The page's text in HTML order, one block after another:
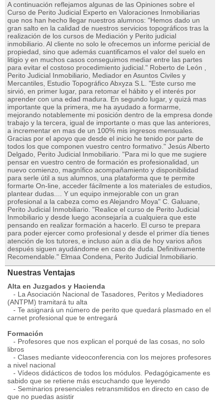
A continuación reflejamos algunas de las Opiniones sobre el
Curso de Perito Judicial Experto en Valoraciones Inmobiliarias
que nos han hecho llegar nuestros alumnos: "Hemos dado un
gran salto en la calidad de nuestros servicios topográficos tras la
realización de los cursos de Mediación y Perito judicial
inmobiliario. Al cliente no solo le ofrecemos un informe pericial de
propiedad, sino que además cuantificamos el valor del suelo en
litigio y en muchos casos conseguimos mediar entre las partes
para evitar el costoso procedimiento judicial." Roberto de León ,
Perito Judicial Inmobiliario, Mediador en Asuntos Civiles y
Mercantiles, Estudio Topográfico Abxyza S.L. "Este curso me
sirvió, en primer lugar, para retomar el hábito y el interés por
aprender con una edad madura. En segundo lugar, y quizá mas
importante que la primera, me ha ayudado a formarme,
mejorando notablemente mi posición dentro de la empresa donde
trabajo y la tercera, igual de importante o mas que las anteriores,
a incrementar en mas de un 100% mis ingresos mensuales.
Gracias por el apoyo que desde el inicio he tenido por parte de
todos los que componen vuestro centro formativo." Jesús Alberto
Delgado, Perito Judicial Inmobiliario. "Para mi lo que me sugiere
pensar en vuestro centro de formación es profesionalidad, un
nuevo comienzo, magnífico acompañamiento y disponibilidad
para serle útil a sus alumnos, una plataforma que te permite
formarte On-line, acceder fácilmente a los materiales de estudios,
plantear dudas.... Y un equipo inmejorable con un gran
profesional a la cabeza como es Alejandro Moya" C. Galuane,
Perito Judicial Inmobiliario. "Realice el curso de Perito Judicial
Inmobiliario y desde luego aconsejaría a cualquiera que este
pensando en realizar formación a hacerlo. El curso te prepara
para poder ejercer como profesional y desde el primer día tienes
atención de los tutores, e incluso aún a día de hoy varios años
después siguen ayudándome en caso de duda. Definitivamente
Recomendable." Elmaa Condena, Perito Judicial Inmobiliario.
Nuestras Ventajas
Alta en Juzgados y Hacienda
- La Asociación Nacional de Tasadores, Peritos y Mediadores
(ANTPM) tramitará tu alta
- Te asignará un número de perito que quedará plasmado en el
carnet profesional que te entregará
Formación
- Profesores que nos explican el porqué de las cosas, no solo
libros
- Clases mediante videoconferencia con los mejores profesores
a nivel nacional
- Vídeos didácticos de todos los módulos. Pedagógicamente es
sabido que se retiene más escuchando que leyendo
- Seminarios presenciales retransmitidos en directo en caso de
que no puedas asistir